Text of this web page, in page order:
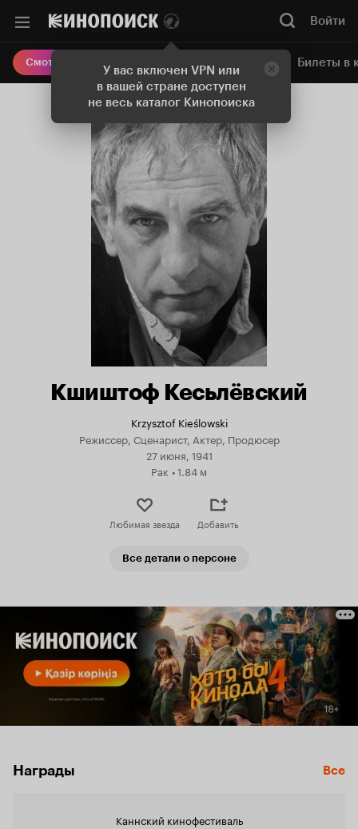
У вас включен VPN или
в вашей стране доступен
не весь каталог Кинопоиска
Войти
Смотреть кино Онлайн-кинотеатр Билеты в
Кшиштоф Кесьлёвский
Krzysztof Kieślowski
Режиссер, Сценарист, Актер, Продюсер
27 июня, 1941
Рак •1.84 м
Любимая звезда Добавить
Все детали о персоне
Награды Все
Каннский кинофестиваль